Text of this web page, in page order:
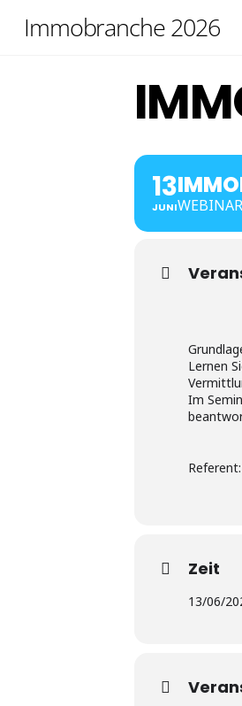
Immobranche 2026
13
JUNIWEBINAR
Lernen
Im
Referent:
Zeit
13/06/